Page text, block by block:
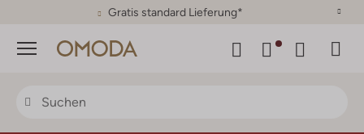
30 Tage Rückgaberecht
Menü